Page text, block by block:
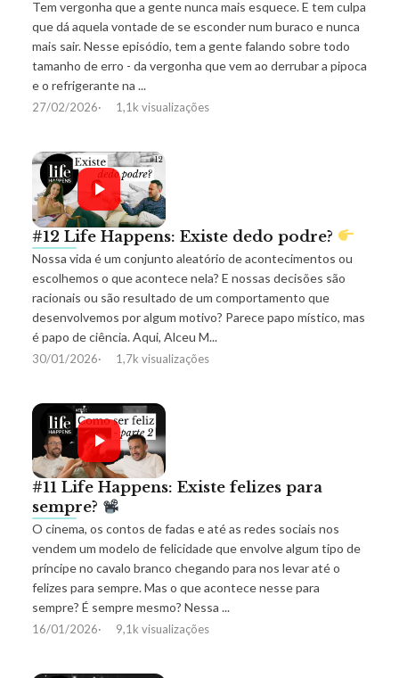
Tem vergonha que a gente nunca mais esquece. E tem culpa
que dá aquela vontade de se esconder num buraco e nunca
mais sair. Nesse episódio, tem a gente falando sobre todo
tamanho de erro - da vergonha que vem ao derrubar a pipoca
e o refrigerante na ...
27/02/2026 1,1k visualizações
#12 Life Happens: Existe dedo podre?
Nossa vida é um conjunto aleatório de acontecimentos ou
escolhemos o que acontece nela? E nossas decisões são
racionais ou são resultado de um comportamento que
desenvolvemos por algum motivo? Parece papo místico, mas
é papo de ciência. Aqui, Alceu M...
30/01/2026 1,7k visualizações
#11 Life Happens: Existe felizes para
sempre?
O cinema, os contos de fadas e até as redes sociais nos
vendem um modelo de felicidade que envolve algum tipo de
príncipe no cavalo branco chegando para nos levar até o
felizes para sempre. Mas o que acontece nesse para
sempre? É sempre mesmo? Nessa ...
16/01/2026 9,1k visualizações